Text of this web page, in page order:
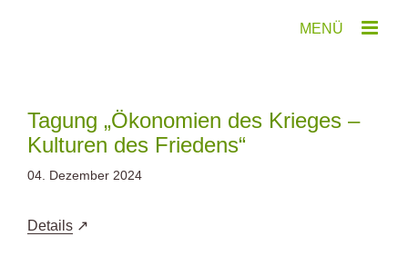
Tagung „Ökonomien des Krieges –
Kulturen des Friedens“
04. Dezember 2024
Details